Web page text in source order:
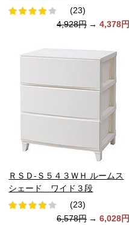
(23)
4,928円 → 4,378円
ＲＳＤ-Ｓ５４３ＷＨ ルームス
シェード ワイド３段
(23)
6,578円 → 6,028円